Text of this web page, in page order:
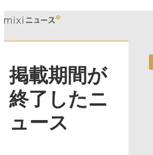
掲載期間が
終了したニ
ュース